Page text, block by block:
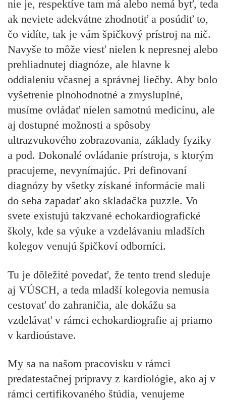
nie je, respektíve tam má alebo nemá byť, teda
ak neviete adekvátne zhodnotiť a posúdiť to,
čo vidíte, tak je vám špičkový prístroj na nič.
Navyše to môže viesť nielen k nepresnej alebo
prehliadnutej diagnóze, ale hlavne k
oddialeniu včasnej a správnej liečby. Aby bolo
vyšetrenie plnohodnotné a zmysluplné,
musíme ovládať nielen samotnú medicínu, ale
aj dostupné možnosti a spôsoby
ultrazvukového zobrazovania, základy fyziky
a pod. Dokonalé ovládanie prístroja, s ktorým
pracujeme, nevynímajúc. Pri definovaní
diagnózy by všetky získané informácie mali
do seba zapadať ako skladačka puzzle. Vo
svete existujú takzvané echokardiografické
školy, kde sa výuke a vzdelávaniu mladších
kolegov venujú špičkoví odborníci.
Tu je dôležité povedať, že tento trend sleduje
aj VÚSCH, a teda mladší kolegovia nemusia
cestovať do zahraničia, ale dokážu sa
vzdelávať v rámci echokardiografie aj priamo
v kardioústave.
My sa na našom pracovisku v rámci
predatestačnej prípravy z kardiológie, ako aj v
rámci certifikovaného štúdia, venujeme